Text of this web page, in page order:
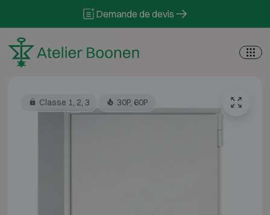
Demande de devis
Classe 1, 2, 3 30P, 60P